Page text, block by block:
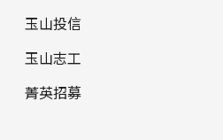
玉山投信
玉山志工
菁英招募